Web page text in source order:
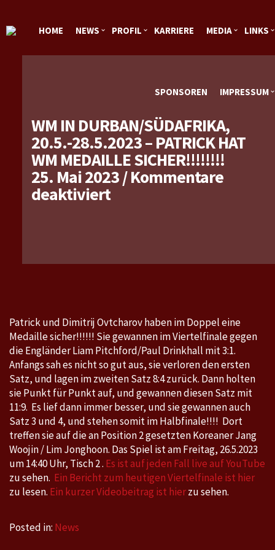
HOME NEWS PROFIL KARRIERE MEDIA LINKS
SPONSOREN IMPRESSUM
WM IN DURBAN/SÜDAFRIKA,
20.5.-28.5.2023 – PATRICK HAT
WM MEDAILLE SICHER!!!!!!!!
25. Mai 2023/Kommentare
deaktiviertfür
20.5.-28.5.2023
hat
WM
Medaille
sicher!!!!!!!!
Patrick und Dimitrij Ovtcharov haben im Doppel eine
Medaille sicher!!!!!! Sie gewannen im Viertelfinale gegen
die Engländer Liam Pitchford/Paul Drinkhall mit 3:1.
Anfangs sah es nicht so gut aus, sie verloren den ersten
Satz, und lagen im zweiten Satz 8:4 zurück. Dann holten
sie Punkt für Punkt auf, und gewannen diesen Satz mit
11:9. Es lief dann immer besser, und sie gewannen auch
Satz 3 und 4, und stehen somit im Halbfinale!!!! Dort
treffen sie auf die an Position 2 gesetzten Koreaner Jang
Woojin / Lim Jonghoon. Das Spiel ist am Freitag, 26.5.2023
um 14:40 Uhr, Tisch 2 . Es ist auf jeden Fall live auf YouTube
zu sehen. Ein Bericht zum heutigen Viertelfinale ist hier
zu lesen. Ein kurzer Videobeitrag ist hierzu sehen.
Posted in: News